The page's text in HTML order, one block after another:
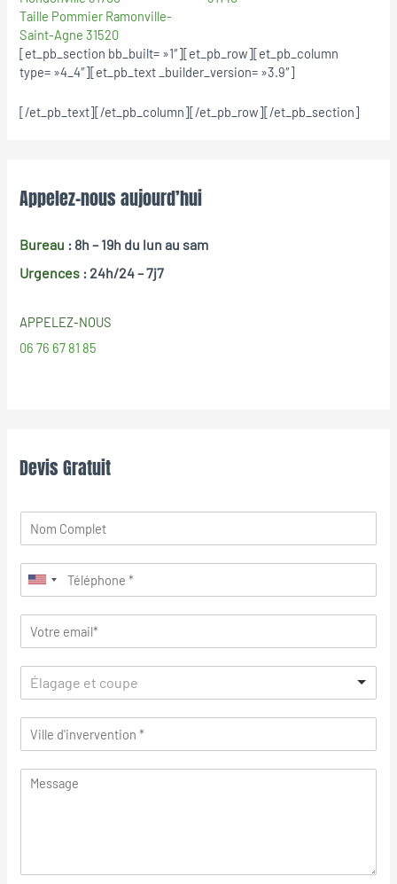
Taille Pommier Ramonville-
Saint-Agne 31520
[et_pb_section bb_built= »1″][et_pb_row][et_pb_column
type= »4_4″][et_pb_text _builder_version= »3.9″]
[/et_pb_text][/et_pb_column][/et_pb_row][/et_pb_section]
Appelez-nous aujourd’hui
Bureau : 8h – 19h du lun au sam
Urgences : 24h/24 – 7j7
APPELEZ-NOUS
06 76 67 81 85
Devis Gratuit
Élagage et coupe